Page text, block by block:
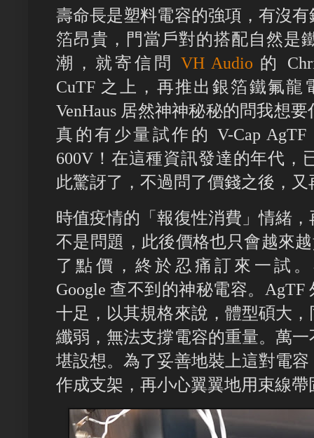
壽命長是塑料電容的強項，有沒
箔昂貴，門當戶對的搭配自然是
潮，就寄信問VH Audio 的
CuTF 之上，再推出銀箔鐵氟龍
VenHaus 居然神神秘秘的問我想
真的有少量試作的 V-Cap
600V！在這種資訊發達的年代，
此驚訝了，不過問了價錢之後，
時值疫情的「報復性消費」情緒
不是問題，此後價格也只會越來
了點價，終於忍痛訂來一試
Google 查不到的神秘電容。
十足，以其規格來說，體型碩大
纖弱，無法支撐電容的重量。萬
堪設想。為了妥善地裝上這對電
作成支架，再小心翼翼地用束線帶